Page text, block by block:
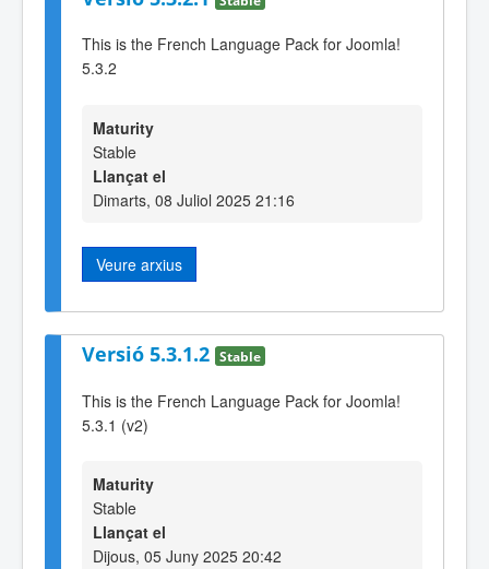
This is the French Language Pack for Joomla!
5.3.2
Maturity
Stable
Llançat el
Dimarts, 08 Juliol 2025 21:16
Veure arxius
Versió 5.3.1.2 Stable
This is the French Language Pack for Joomla!
5.3.1 (v2)
Maturity
Stable
Llançat el
Dijous, 05 Juny 2025 20:42